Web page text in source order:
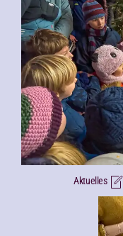
Aktuelles|
Wir waren